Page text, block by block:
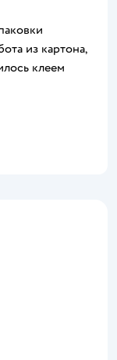
из картона,
клеем